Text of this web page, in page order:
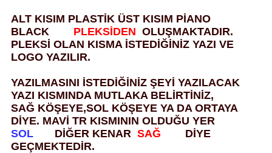
ALT KISIM PLASTİK ÜST KISIM PİANO
BLACK
PLEKSİDEN OLUŞMAKTADIR.
PLEKSİ OLAN KISMA İSTEDİĞİNİZ YAZI VE
LOGO YAZILIR.
YAZILMASINI İSTEDİĞİNİZ ŞEYİ YAZILACAK
YAZI KISMINDA MUTLAKA BELİRTİNİZ,
SAĞ KÖŞEYE,SOL KÖŞEYE YA DA ORTAYA
DİYE. MAVİ TR KISMININ OLDUĞU YER
SOL
DİĞER KENAR SAĞ
DİYE
GEÇMEKTEDİR.